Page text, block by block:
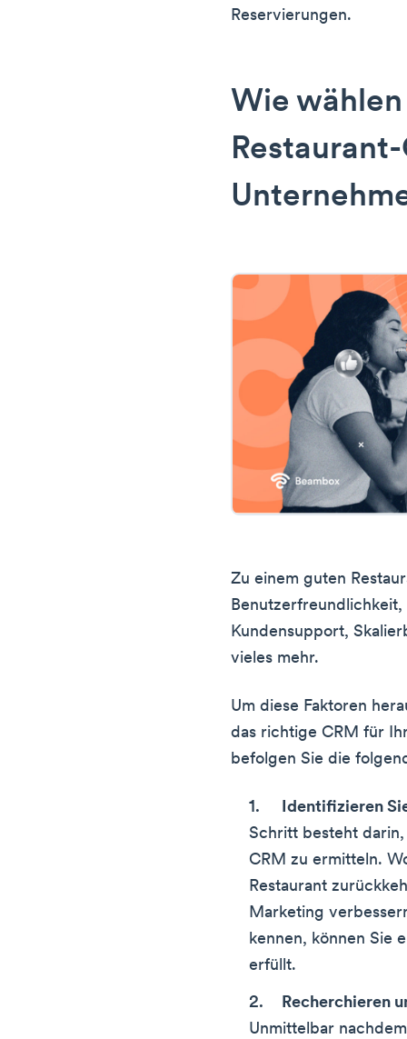
Reservierungen.
Wie
Zu einem guten
Kundensupport,
vieles mehr.
Um diese Faktoren
das richtige CRM für
befolgen Sie die
Identifizieren
Schritt besteht
CRM zu ermitteln.
Restaurant
Marketing
kennen, können Sie
erfüllt.
Recherchieren
Unmittelbar